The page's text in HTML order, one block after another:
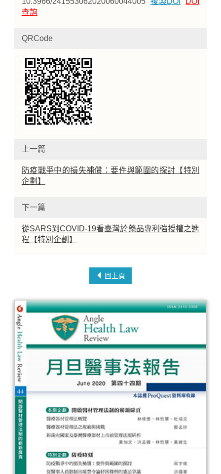
查詢
QRCode
上一篇
防疫戰爭中的損失補償：要件與範圍的探討【特別
企劃】
下一篇
從SARS到COVID-19看臺灣於藥品專利強授權之進
程【特別企劃】
回上頁